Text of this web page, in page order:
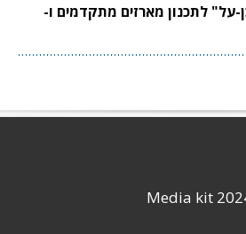
על" לתכנון מארזים מתקדמים ו-
Media kit